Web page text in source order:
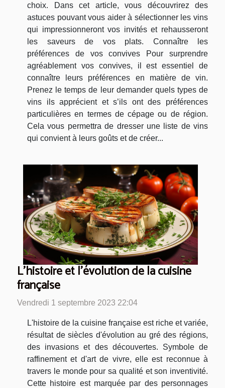
choix. Dans cet article, vous découvrirez des
astuces pouvant vous aider à sélectionner les vins
qui impressionneront vos invités et rehausseront
les saveurs de vos plats. Connaître les
préférences de vos convives Pour surprendre
agréablement vos convives, il est essentiel de
connaître leurs préférences en matière de vin.
Prenez le temps de leur demander quels types de
vins ils apprécient et s’ils ont des préférences
particulières en termes de cépage ou de région.
Cela vous permettra de dresser une liste de vins
qui convient à leurs goûts et de créer...
L'histoire et l'évolution de la cuisine
française
Vendredi 1 septembre 2023 22:04
L'histoire de la cuisine française est riche et variée,
résultat de siècles d'évolution au gré des régions,
des invasions et des découvertes. Symbole de
raffinement et d'art de vivre, elle est reconnue à
travers le monde pour sa qualité et son inventivité.
Cette histoire est marquée par des personnages